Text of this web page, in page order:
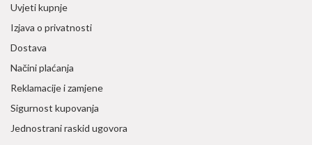
Uvjeti kupnje
Izjava o privatnosti
Dostava
Načini plaćanja
Reklamacije i zamjene
Sigurnost kupovanja
Jednostrani raskid ugovora